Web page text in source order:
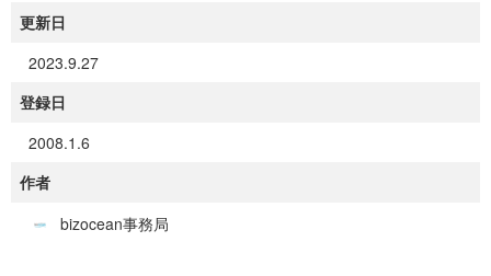
更新日
2023.9.27
登録日
2008.1.6
作者
bizocean事務局